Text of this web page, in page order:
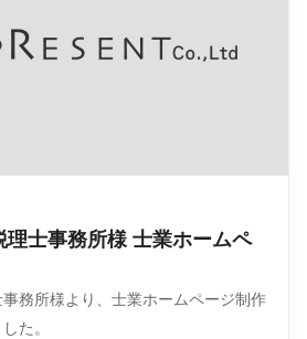
理士事務所様 士業ホームペ
務所様より、士業ホームページ制作
た。